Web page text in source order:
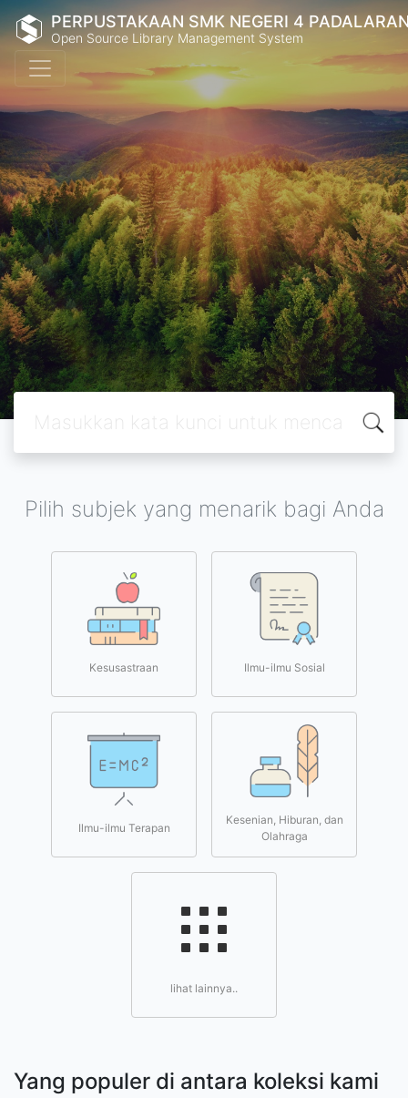
PERPUSTAKAAN SMK NEGERI 4
Open Source Library Management System
Pilih subjek yang menarik bagi Anda
Kesusastraan Ilmu-ilmu Sosial
Ilmu-ilmu Terapan
Kesenian, Hiburan, dan
Olahraga
lihat lainnya..
Yang populer di antara koleksi kami